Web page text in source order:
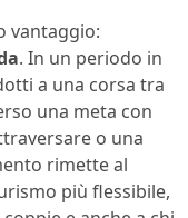
vantaggio:
. In un periodo in
a una corsa tra
una meta con
o una
rimette al
più flessibile,